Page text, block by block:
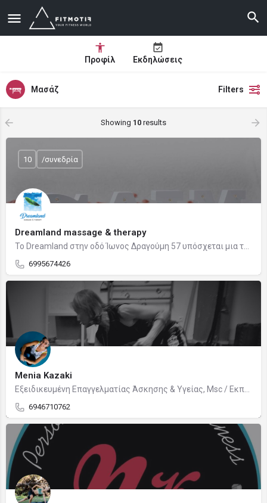
Προφίλ Εκδηλώσεις
Μασάζ Filters
Showing 10 results
Dreamland massage & therapy
6995674426
10 /συνεδρία
Menia Kazaki
6946710762